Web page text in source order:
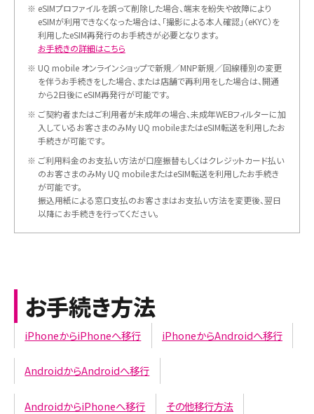
※ eSIMプロファイルを誤って削除した場合、端末を紛失や故障により
eSIMが利用できなくなった場合は、「撮影による本人確認」（eKYC）を
利用したeSIM再発行のお手続きが必要となります。
お手続きの詳細はこちら
※ UQ mobile オンラインショップで新規／MNP新規／回線種別の変更
を伴うお手続きをした場合、または店舗で再利用をした場合は、開通
から2日後にeSIM再発行が可能です。
※ ご契約者またはご利用者が未成年の場合、未成年WEBフィルターに加
入しているお客さまのみMy UQ mobileまたはeSIM転送を利用したお
手続きが可能です。
※ ご利用料金のお支払い方法が口座振替もしくはクレジットカード払い
のお客さまのみMy UQ mobileまたはeSIM転送を利用したお手続き
が可能です。
振込用紙による窓口支払のお客さまはお支払い方法を変更後、翌日
以降にお手続きを行ってください。
お手続き方法
iPhoneからiPhoneへ移行 iPhoneからAndroidへ移行
AndroidからAndroidへ移行
AndroidからiPhoneへ移行 その他移行方法